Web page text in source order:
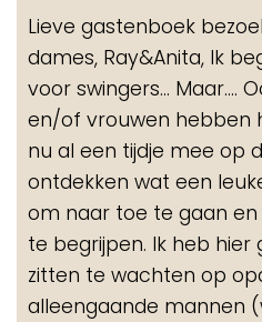
Lieve gastenboek
dames, Ray&Anita, Ik
voor swingers... Maar....
en/of vrouwen hebben
nu al een tijdje mee op
ontdekken wat een
om naar toe te gaan
te begrijpen. Ik heb
zitten te wachten op
alleengaande mannen